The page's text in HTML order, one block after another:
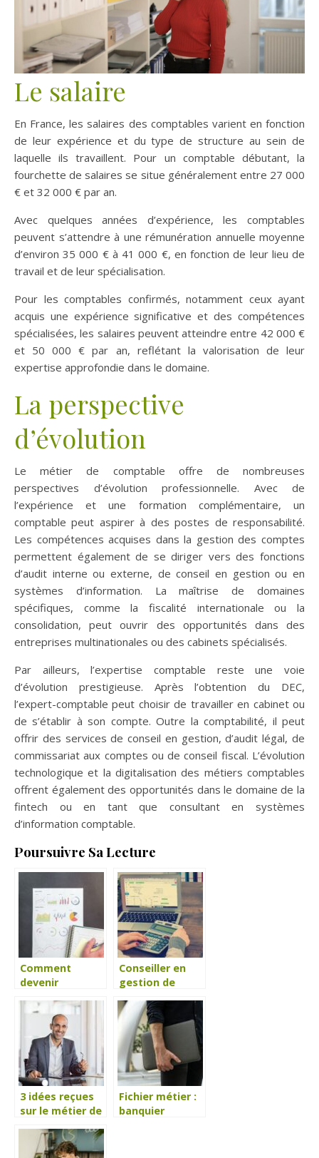
Le salaire
En France, les salaires des comptables varient en fonction
de leur expérience et du type de structure au sein de
laquelle ils travaillent. Pour un comptable débutant, la
fourchette de salaires se situe généralement entre 27 000
€ et 32 000 € par an.
Avec quelques années d’expérience, les comptables
peuvent s’attendre à une rémunération annuelle moyenne
d’environ 35 000 € à 41 000 €, en fonction de leur lieu de
travail et de leur spécialisation​​.
Pour les comptables confirmés, notamment ceux ayant
acquis une expérience significative et des compétences
spécialisées, les salaires peuvent atteindre entre 42 000 €
et 50 000 € par an, reflétant la valorisation de leur
expertise approfondie dans le domaine​​.
La perspective
d’évolution
Le métier de comptable offre de nombreuses
perspectives d’évolution professionnelle. Avec de
l’expérience et une formation complémentaire, un
comptable peut aspirer à des postes de responsabilité.
Les compétences acquises dans la gestion des comptes
permettent également de se diriger vers des fonctions
d’audit interne ou externe, de conseil en gestion ou en
systèmes d’information. La maîtrise de domaines
spécifiques, comme la fiscalité internationale ou la
consolidation, peut ouvrir des opportunités dans des
entreprises multinationales ou des cabinets spécialisés.
Par ailleurs, l’expertise comptable reste une voie
d’évolution prestigieuse. Après l’obtention du DEC,
l’expert-comptable peut choisir de travailler en cabinet ou
de s’établir à son compte. Outre la comptabilité, il peut
offrir des services de conseil en gestion, d’audit légal, de
commissariat aux comptes ou de conseil fiscal. L’évolution
technologique et la digitalisation des métiers comptables
offrent également des opportunités dans le domaine de la
fintech ou en tant que consultant en systèmes
d’information comptable.
Poursuivre Sa Lecture
Comment
devenir
Conseiller en
gestion de
3 idées reçues
sur le métier de
Fichier métier :
banquier